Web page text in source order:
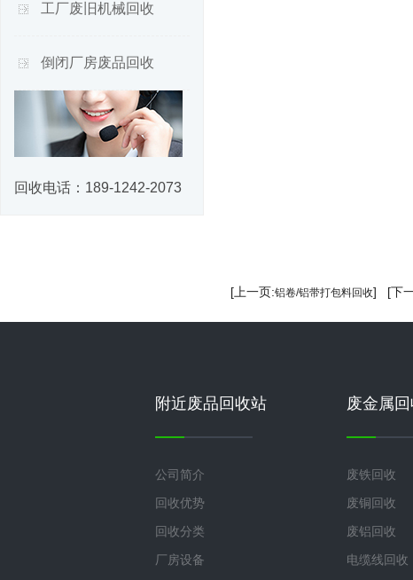
工厂废旧机械回收
倒闭厂房废品回收
回收电话： 189-1242-2073
[上一页:铝卷/铝带打包料回收] [下
附近废品回收站
公司简介
回收优势
回收分类
厂房设备
废金属回
废铁回收
废铜回收
废铝回收
电缆线回收